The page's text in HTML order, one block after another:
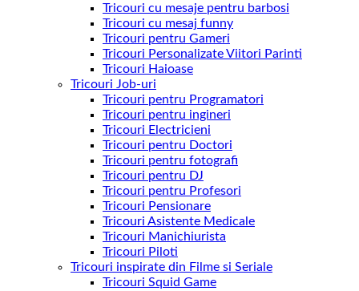
Tricouri cu mesaje pentru barbosi
Tricouri cu mesaj funny
Tricouri pentru Gameri
Tricouri Personalizate Viitori Parinti
Tricouri Haioase
Tricouri Job-uri
Tricouri pentru Programatori
Tricouri pentru ingineri
Tricouri Electricieni
Tricouri pentru Doctori
Tricouri pentru fotografi
Tricouri pentru DJ
Tricouri pentru Profesori
Tricouri Pensionare
Tricouri Asistente Medicale
Tricouri Manichiurista
Tricouri Piloti
Tricouri inspirate din Filme si Seriale
Tricouri Squid Game